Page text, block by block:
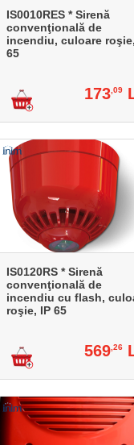
IS0010RES * Sirenă
convenţională de
incendiu, culoare
65
173,09
IS0120RS * Sirenă
convenţională de
incendiu cu flash,
roşie, IP 65
569,26